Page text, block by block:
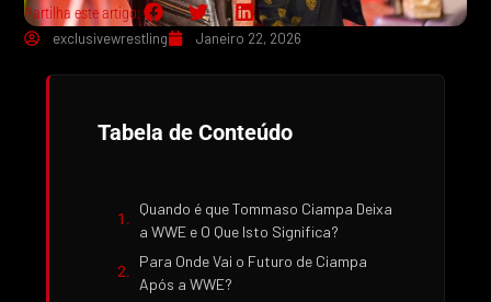
Partilha este artigo:
exclusivewrestling
Janeiro 22, 2026
Tabela de Conteúdo
Quando é que Tommaso Ciampa Deixa
a WWE e O Que Isto Significa?
Para Onde Vai o Futuro de Ciampa
Após a WWE?